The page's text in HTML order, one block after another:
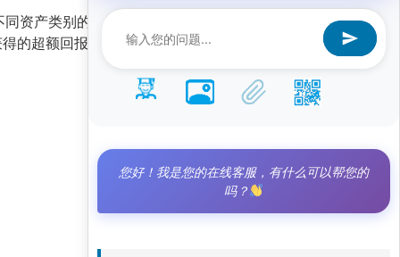
资产类别的相对强弱，并快速调整持仓。其最
的超额回报极为突出，远超同类策略平均水
您好！我是您的在线客服，有什么可以帮您的
吗？